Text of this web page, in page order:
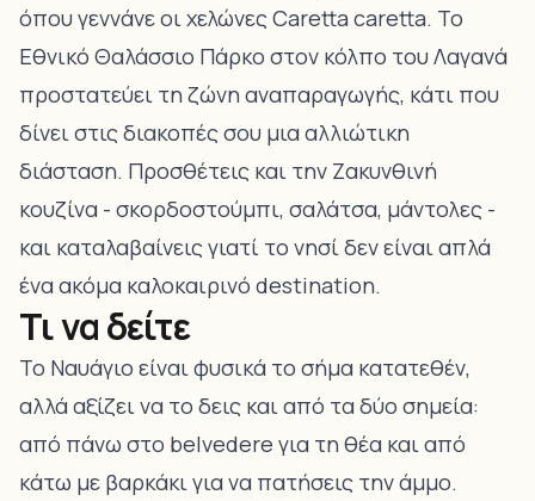
όπου γεννάνε οι χελώνες Caretta caretta. Το
Εθνικό Θαλάσσιο Πάρκο στον κόλπο του Λαγανά
προστατεύει τη ζώνη αναπαραγωγής, κάτι που
δίνει στις διακοπές σου μια αλλιώτικη
διάσταση. Προσθέτεις και την Ζακυνθινή
κουζίνα - σκορδοστούμπι, σαλάτσα, μάντολες -
και καταλαβαίνεις γιατί το νησί δεν είναι απλά
ένα ακόμα καλοκαιρινό destination.
Τι να δείτε
Το Ναυάγιο είναι φυσικά το σήμα κατατεθέν,
αλλά αξίζει να το δεις και από τα δύο σημεία:
από πάνω στο belvedere για τη θέα και από
κάτω με βαρκάκι για να πατήσεις την άμμο.